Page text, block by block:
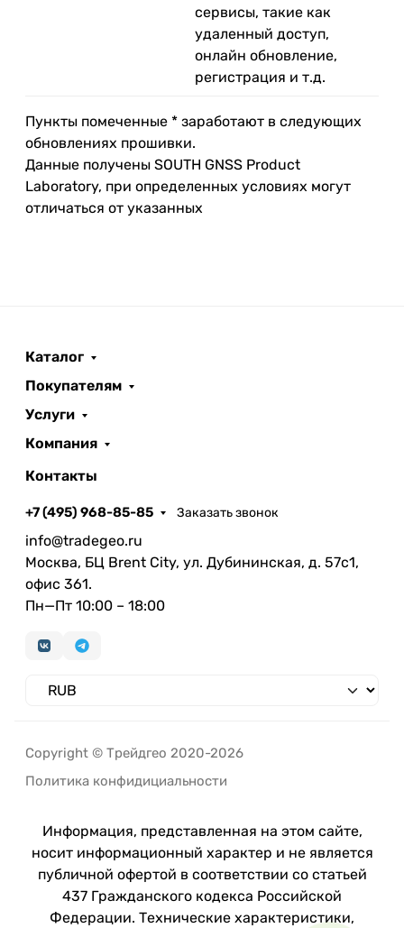
сервисы, такие как
удаленный доступ,
онлайн обновление,
регистрация и т.д.
Пункты помеченные * заработают в следующих
обновлениях прошивки.
Данные получены SOUTH GNSS Product
Laboratory, при определенных условиях могут
отличаться от указанных
Каталог
Покупателям
Услуги
Компания
Контакты
+7 (495) 968-85-85 Заказать звонок
info@tradegeo.ru
Москва, БЦ Brent City, ул. Дубининская, д. 57с1,
офис 361.
Пн—Пт 10:00 – 18:00
Copyright © Трейдгео 2020-2026
Политика конфидициальности
Информация, представленная на этом сайте,
носит информационный характер и не является
публичной офертой в соответствии со статьей
437 Гражданского кодекса Российской
Федерации. Технические характеристики,